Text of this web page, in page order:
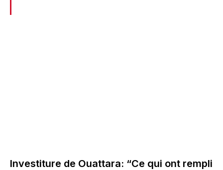
Investiture de Ouattara: “Ce qui ont rempli